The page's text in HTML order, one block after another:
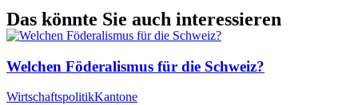
Das könnte Sie auch interessieren
Welchen Föderalismus für die Schweiz?
WirtschaftspolitikKantone